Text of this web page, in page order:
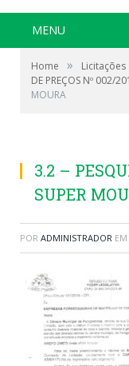
MENU
Home » Licitações
DE PREÇOS Nº 002/
MOURA
3.2 –
SUPER
POR ADMINISTRADOR EM